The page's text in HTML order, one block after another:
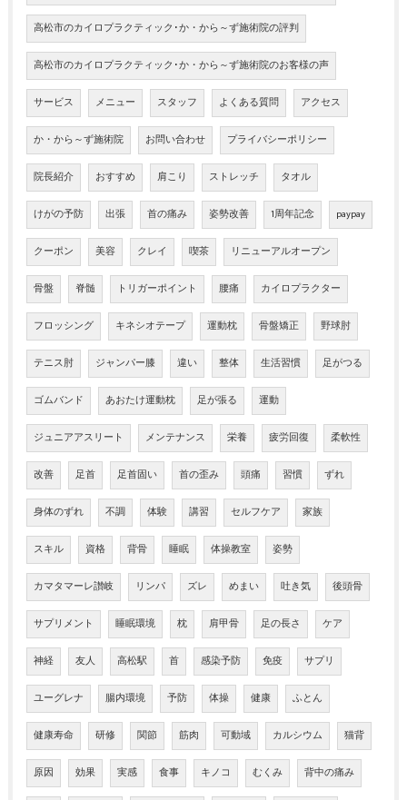
高松市のカイロプラクティック･か・から～ず施術院の評判
高松市のカイロプラクティック･か・から～ず施術院のお客様の声
サービス メニュー スタッフ よくある質問 アクセス
か・から～ず施術院 お問い合わせ プライバシーポリシー
院長紹介 おすすめ 肩こり ストレッチ タオル
けがの予防 出張 首の痛み 姿勢改善 1周年記念 paypay
クーポン 美容 クレイ 喫茶 リニューアルオープン
骨盤 脊髄 トリガーポイント 腰痛 カイロプラクター
フロッシング キネシオテープ 運動枕 骨盤矯正 野球肘
テニス肘 ジャンパー膝 違い 整体 生活習慣 足がつる
ゴムバンド あおたけ運動枕 足が張る 運動
ジュニアアスリート メンテナンス 栄養 疲労回復 柔軟性
改善 足首 足首固い 首の歪み 頭痛 習慣 ずれ
身体のずれ 不調 体験 講習 セルフケア 家族
スキル 資格 背骨 睡眠 体操教室 姿勢
カマタマーレ讃岐 リンパ ズレ めまい 吐き気 後頭骨
サプリメント 睡眠環境 枕 肩甲骨 足の長さ ケア
神経 友人 高松駅 首 感染予防 免疫 サプリ
ユーグレナ 腸内環境 予防 体操 健康 ふとん
健康寿命 研修 関節 筋肉 可動域 カルシウム 猫背
原因 効果 実感 食事 キノコ むくみ 背中の痛み